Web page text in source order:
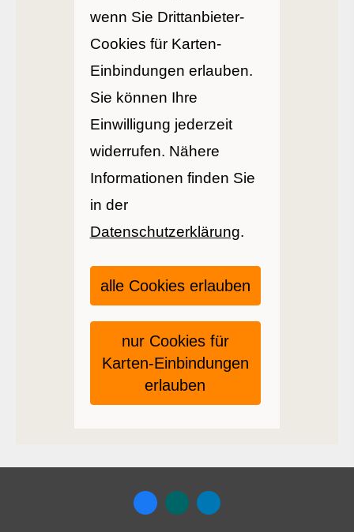
wenn Sie Drittanbieter-
Cookies für Karten-
Einbindungen erlauben.
Sie können Ihre
Einwilligung jederzeit
widerrufen. Nähere
Informationen finden Sie
in der
Datenschutzerklärung.
alle Cookies erlauben
nur Cookies für
Karten-Einbindungen
erlauben